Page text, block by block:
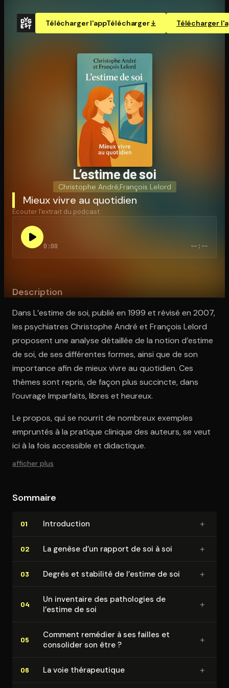
Télécharger l'appTélécharger Télécharger
L’estime de soi
Christophe André François Lelord
Mieux vivre au quotidien
Écouter l'extrait du podcast :
0:00 --:--
Description
Dans L’estime de soi, publié en 1999 et révisé en 2007,
les psychiatres Christophe André et François Lelord
proposent une analyse détaillée de la notion d’estime
de soi, de ses différentes formes, ainsi que de son
importance afin de mieux vivre au quotidien. Ces
thèmes sont repris, de façon plus succincte, dans
l’ouvrage Imparfaits, libres et heureux.
Le propos, qui se nourrit de nombreux exemples
empruntés à la pratique clinique des auteurs, se veut
ici à la fois accessible et didactique.
afficher plus
Sommaire
01 In­tro­duc­tion +
02 La genèse d’un rapport de soi à soi +
03 Degrés et stabilité de l’estime de soi +
04
Un inventaire des pathologies de
l’estime de soi
+
05
Comment remédier à ses failles et
consolider son être ?
+
06 La voie thé­ra­peu­tique +